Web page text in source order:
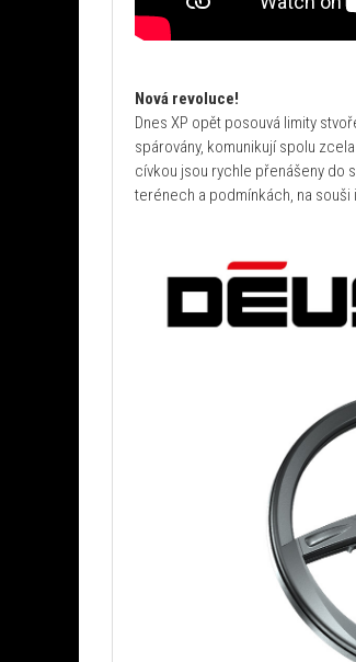
Nová revoluce!
Dnes XP opět posouvá limity
spárovány, komunikují spolu
cívkou jsou rychle přenášeny do
terénech a podmínkách, na